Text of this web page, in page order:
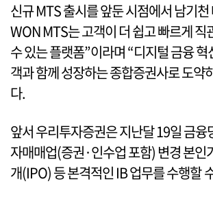
신규 MTS 출시를 앞둔 시점에서 남기
WON MTS는 고객이 더 쉽고 빠르게 직
수 있는 플랫폼”이라며 “디지털 금융
객과 함께 성장하는 종합증권사로 도약
다.
앞서 우리투자증권은 지난달 19일 금
자매매업(증권·인수업 포함) 변경 본인
개(IPO) 등 본격적인 IB 업무를 수행할